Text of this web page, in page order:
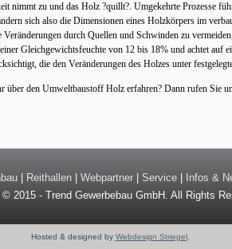
nimmt zu und das Holz ?quillt?. Umgekehrte Prozesse
sich also die Dimensionen eines Holzkörpers im
Veränderungen durch Quellen und Schwinden zu
Gleichgewichtsfeuchte von 12 bis 18% und achtet auf
die den Veränderungen des Holzes unter
über den Umweltbaustoff Holz erfahren? Dann rufen Sie
| Reithallen| Webpartner| Service| Infos &
2015 - Trend Gewerbebau GmbH. All Rights
Hosted & designed by Webdesign Striegel.